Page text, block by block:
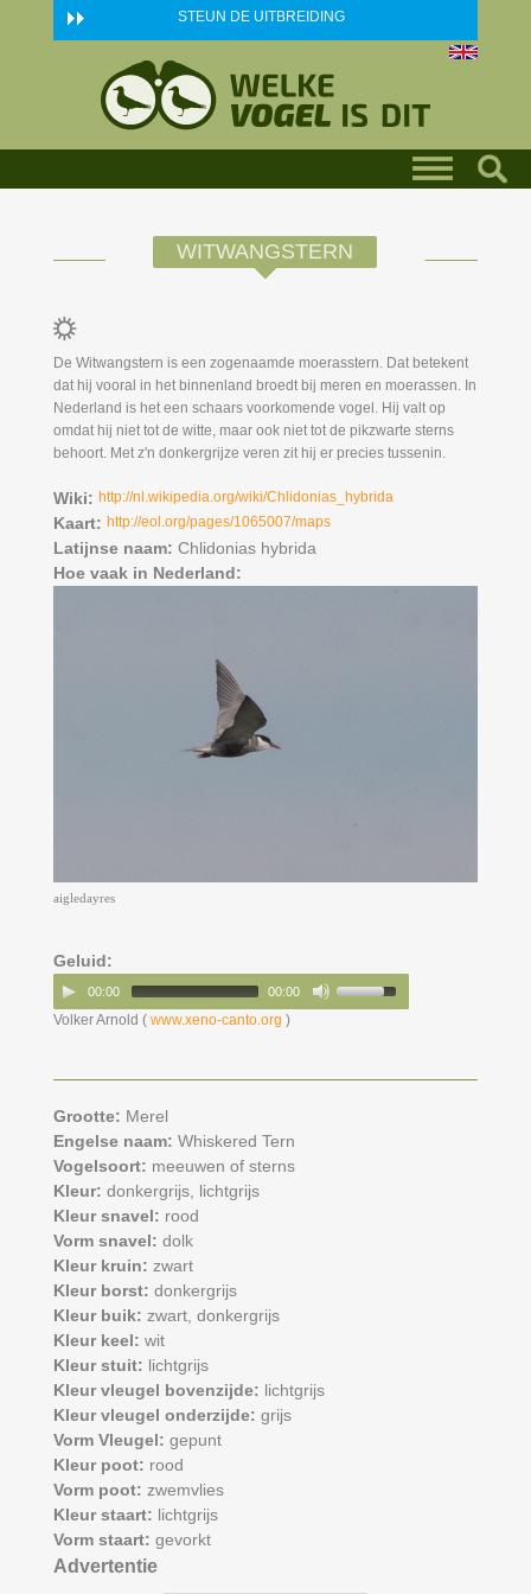
Skip to main content STEUN DE UITBREIDING
WITWANGSTERN
De Witwangstern is een zogenaamde moerasstern. Dat betekent
dat hij vooral in het binnenland broedt bij meren en moerassen. In
Nederland is het een schaars voorkomende vogel. Hij valt op
omdat hij niet tot de witte, maar ook niet tot de pikzwarte sterns
behoort. Met z'n donkergrijze veren zit hij er precies tussenin.
Wiki: http://nl.wikipedia.org/wiki/Chlidonias_hybrida
Kaart: http://eol.org/pages/1065007/maps
Latijnse naam: Chlidonias hybrida
Hoe vaak in Nederland:
aigledayres
Geluid:
00:00 00:00
Volker Arnold ( www.xeno-canto.org )
Grootte: Merel
Engelse naam: Whiskered Tern
Vogelsoort: meeuwen of sterns
Kleur: donkergrijs, lichtgrijs
Kleur snavel: rood
Vorm snavel: dolk
Kleur kruin: zwart
Kleur borst: donkergrijs
Kleur buik: zwart, donkergrijs
Kleur keel: wit
Kleur stuit: lichtgrijs
Kleur vleugel bovenzijde: lichtgrijs
Kleur vleugel onderzijde: grijs
Vorm Vleugel: gepunt
Kleur poot: rood
Vorm poot: zwemvlies
Kleur staart: lichtgrijs
Vorm staart: gevorkt
Advertentie